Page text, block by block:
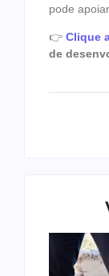
pode
👉 Clique
de